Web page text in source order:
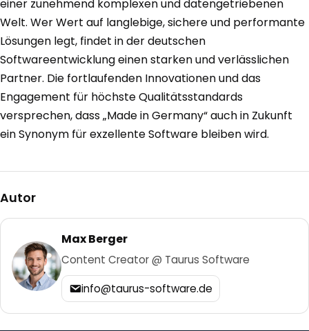
einer zunehmend komplexen und datengetriebenen
Welt. Wer Wert auf langlebige, sichere und performante
Lösungen legt, findet in der deutschen
Softwareentwicklung einen starken und verlässlichen
Partner. Die fortlaufenden Innovationen und das
Engagement für höchste Qualitätsstandards
versprechen, dass „Made in Germany“ auch in Zukunft
ein Synonym für exzellente Software bleiben wird.
Autor
Max Berger
Content Creator @ Taurus Software
info@taurus-software.de